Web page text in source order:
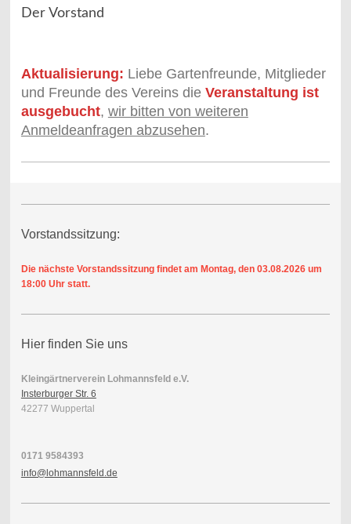
Der Vorstand
Aktualisierung: Liebe Gartenfreunde, Mitglieder
und Freunde des Vereins die Veranstaltung ist
ausgebucht, wir bitten von weiteren
Anmeldeanfragen abzusehen.
Vorstandssitzung:
Die nächste Vorstandssitzung findet am Montag, den 03.08.2026 um
18:00 Uhr statt.
Hier finden Sie uns
Kleingärtnerverein Lohmannsfeld e.V.
Insterburger Str. 6
42277 Wuppertal
0171 9584393
info@lohmannsfeld.de